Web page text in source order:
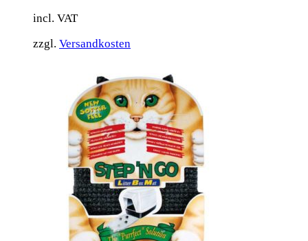
incl. VAT
zzgl. Versandkosten